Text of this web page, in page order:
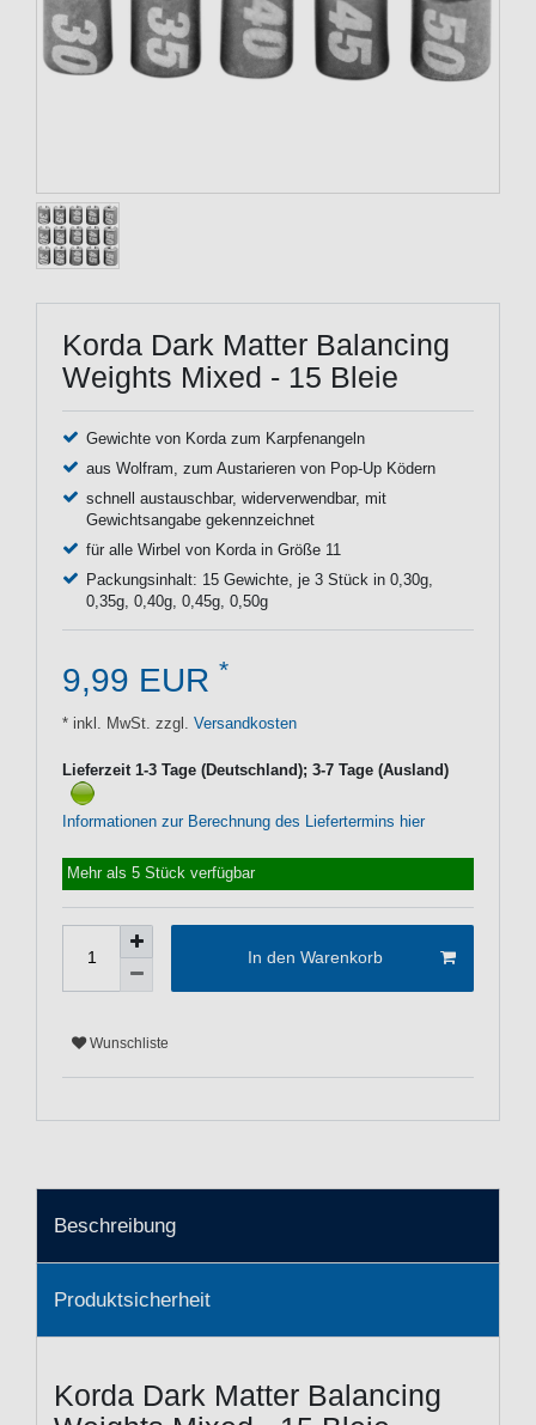
Korda Dark Matter Balancing
Weights Mixed - 15 Bleie
Gewichte von Korda zum Karpfenangeln
aus Wolfram, zum Austarieren von Pop-Up Ködern
schnell austauschbar, widerverwendbar, mit
Gewichtsangabe gekennzeichnet
für alle Wirbel von Korda in Größe 11
Packungsinhalt: 15 Gewichte, je 3 Stück in 0,30g,
0,35g, 0,40g, 0,45g, 0,50g
9,99 EUR *
* inkl. MwSt. zzgl. Versandkosten
Lieferzeit 1-3 Tage (Deutschland); 3-7 Tage (Ausland)
Informationen zur Berechnung des Liefertermins hier
Mehr als 5 Stück verfügbar
In den Warenkorb
Wunschliste
Beschreibung
Produktsicherheit
Korda Dark Matter Balancing